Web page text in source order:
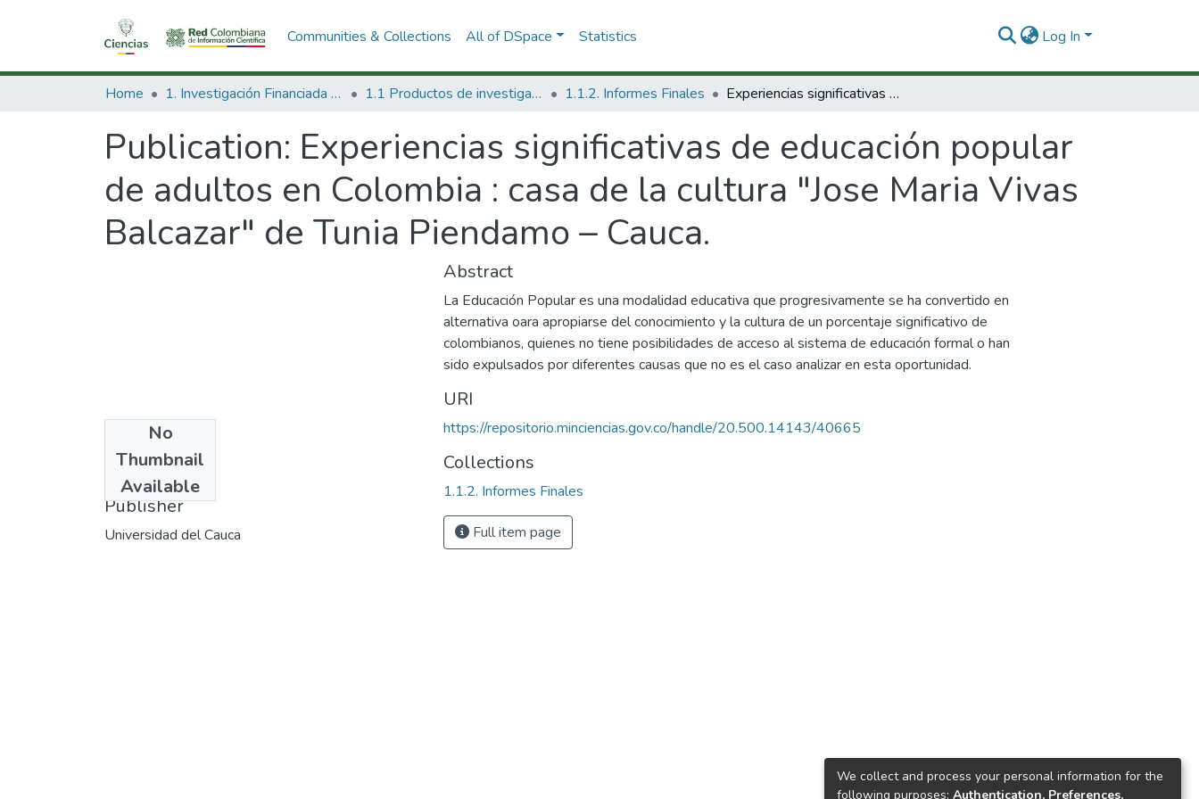
Communities & Collections All of DSpace Statistics Log In
Home 1. Investigación Financiada con Recursos Públicos 1.1 Productos de investigación 1.1.2. Informes Finales Experiencias significativas de educación popular de adultos en Colombia : casa de la cultura "Jose Maria Vivas Balcazar" de Tunia Piendamo – Cauca.
Publication: Experiencias significativas de educación popular
de adultos en Colombia : casa de la cultura "Jose Maria Vivas
Balcazar" de Tunia Piendamo – Cauca.
No
Thumbnail
Available
1995-06
Publisher
Universidad del Cauca
Abstract
La Educación Popular es una modalidad educativa que progresivamente se ha convertido en
alternativa oara apropiarse del conocimiento y la cultura de un porcentaje significativo de
colombianos, quienes no tiene posibilidades de acceso al sistema de educación formal o han
sido expulsados por diferentes causas que no es el caso analizar en esta oportunidad.
URI
https://repositorio.minciencias.gov.co/handle/20.500.14143/40665
Collections
1.1.2. Informes Finales
Full item page
We collect and process your personal information for the
following purposes: Authentication, Preferences,